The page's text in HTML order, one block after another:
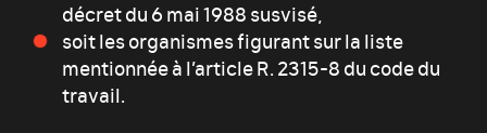
décret du 6 mai 1988 susvisé,
soit les organismes figurant sur la liste
mentionnée à l’article R. 2315-8 du code du
travail.